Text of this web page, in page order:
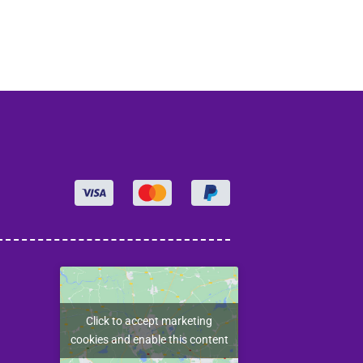
Click to accept marketing
cookies and enable this content